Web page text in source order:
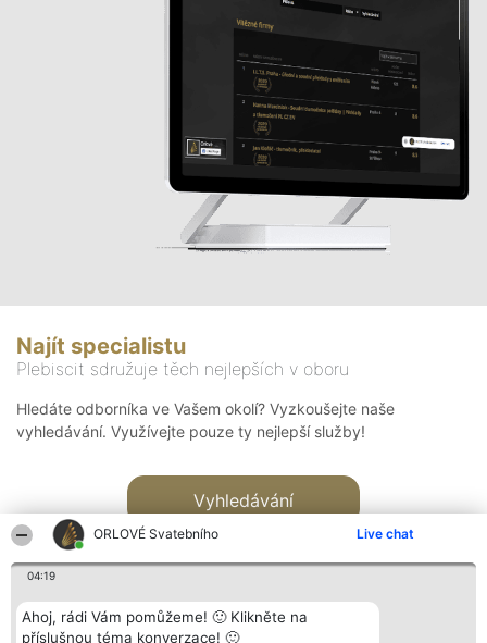
ORLOVÉ Svatebního Live chat
04:19
Ahoj, rádi Vám pomůžeme! 🙂 Klikněte na
příslušnou téma konverzace! 🙂
Najít specialistu
Plebiscit sdružuje těch nejlepších v oboru
Hledáte odborníka ve Vašem okolí? Vyzkoušejte naše
vyhledávání. Využívejte pouze ty nejlepší služby!
Vyhledávání